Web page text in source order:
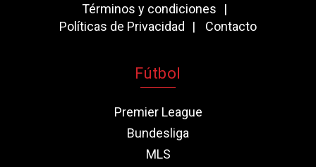
Términos y condiciones
Políticas de Privacidad
Contacto
Fútbol
Premier League
Bundesliga
MLS